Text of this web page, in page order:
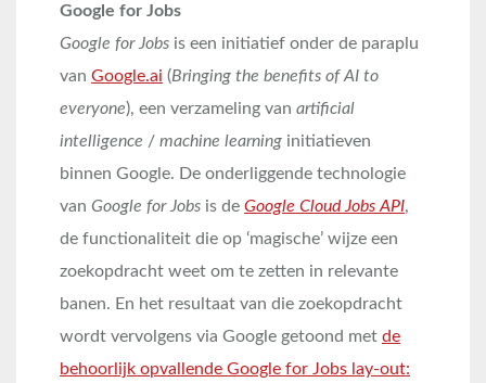
Google for Jobs
Google for Jobs is een initiatief onder de paraplu
van Google.ai (Bringing the benefits of AI to
everyone), een verzameling van artificial
intelligence / machine learning initiatieven
binnen Google. De onderliggende technologie
van Google for Jobs is de Google Cloud Jobs API,
de functionaliteit die op ‘magische’ wijze een
zoekopdracht weet om te zetten in relevante
banen. En het resultaat van die zoekopdracht
wordt vervolgens via Google getoond met de
behoorlijk opvallende Google for Jobs lay-out: